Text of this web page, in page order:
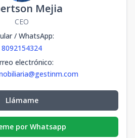
Mejia
CEO
/ WhatsApp:
8092154324
electrónico:
Llámame
por Whatsapp